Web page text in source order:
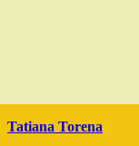
Tatiana Torena